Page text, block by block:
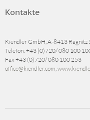
Kontakte
Kiendler GmbH, A-8413 Ragnitz
Telefon: +43 (0)720/ 080 100
Fax +43 (0)720/ 080 100 253
office@kiendler.com